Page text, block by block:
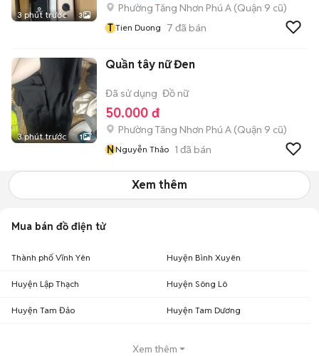
3 phút trước 3
Phường Tăng Nhơn Phú A (Quận 9 cũ)
T Tien Duong 7 đã bán
3 phút trước 1
Quần tây nữ Đen
Đã sử dụng Đồ nữ
50.000 đ
Phường Tăng Nhơn Phú A (Quận 9 cũ)
NNguyễn Thảo 1 đã bán
Xem thêm
Mua bán đồ điện tử
Thành phố Vĩnh Yên Huyện Bình Xuyên
Huyện Lập Thạch Huyện Sông Lô
Huyện Tam Đảo Huyện Tam Dương
Xem thêm